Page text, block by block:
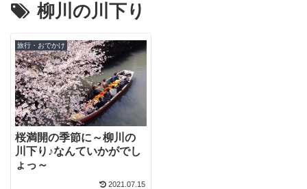
柳川の川下り
旅行・おでかけ
桜満開の季節に～柳川の
川下り♪なんていかがでし
ょっ～
2021.07.15